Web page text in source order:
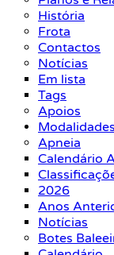
História
Frota
Contactos
Notícias
Em lista
Tags
Apoios
Modalidades
Apneia
Calendário
2026
Anos
Notícias
Botes